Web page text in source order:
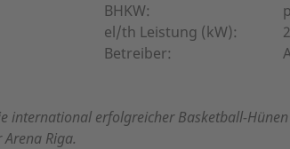
BHKW:
el/th Leistung (kW):
Betreiber:
international erfolgreicher Basketball-
Riga.